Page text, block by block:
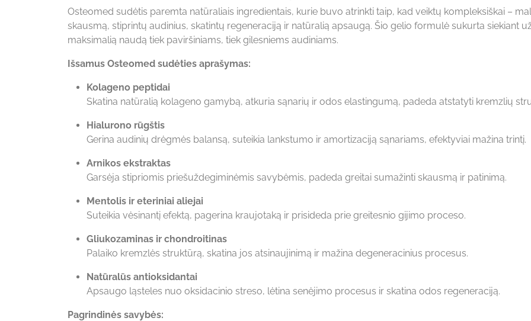
Osteomed sudėtis paremta natūraliais ingredientais, kurie buvo atrinkti taip, kad veiktų kompleksiškai –
skausmą, stiprintų audinius, skatintų regeneraciją ir natūralią apsaugą. Šio gelio formulė sukurta siekiant
maksimalią naudą tiek paviršiniams, tiek gilesniems audiniams.
Išsamus Osteomed sudėties aprašymas:
Kolageno peptidai
Skatina natūralią kolageno gamybą, atkuria sąnarių ir odos elastingumą, padeda atstatyti kremzlių
Hialurono rūgštis
Gerina audinių drėgmės balansą, suteikia lankstumo ir amortizaciją sąnariams, efektyviai mažina trintį.
Arnikos ekstraktas
Garsėja stipriomis priešuždegiminėmis savybėmis, padeda greitai sumažinti skausmą ir patinimą.
Mentolis ir eteriniai aliejai
Suteikia vėsinantį efektą, pagerina kraujotaką ir prisideda prie greitesnio gijimo proceso.
Gliukozaminas ir chondroitinas
Palaiko kremzlės struktūrą, skatina jos atsinaujinimą ir mažina degeneracinius procesus.
Natūralūs antioksidantai
Apsaugo ląsteles nuo oksidacinio streso, lėtina senėjimo procesus ir skatina odos regeneraciją.
Pagrindinės savybės: